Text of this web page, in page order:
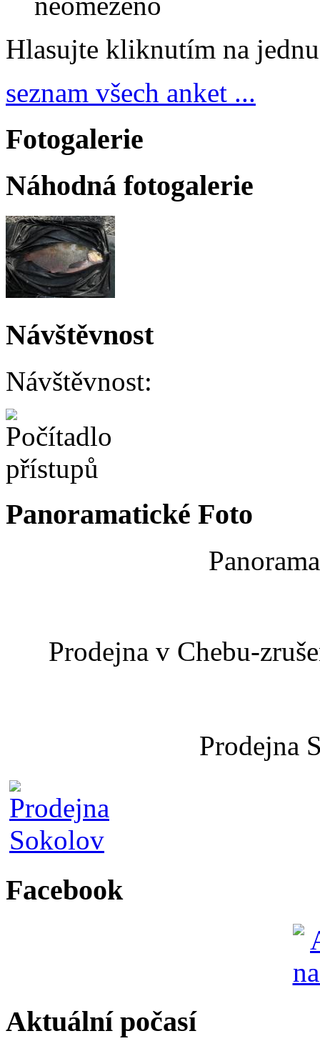
Hlasujte kliknutím na
seznam všech anket ...
Fotogalerie
Náhodná fotogalerie
Návštěvnost
Návštěvnost:
Panoramatické Foto
Prodejna v Chebu-
Prodejna
Facebook
Aktuální počasí